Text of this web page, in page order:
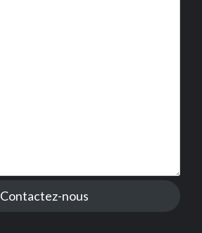
Contactez-nous